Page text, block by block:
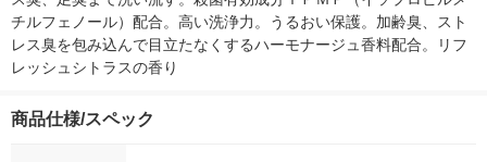
チルフェノール）配合。高い洗浄力。うるおい保護。加齢臭、スト
レス臭を包み込んで目立たなくするハーモナージュ香料配合。リフ
レッシュシトラスの香り
商品仕様/スペック